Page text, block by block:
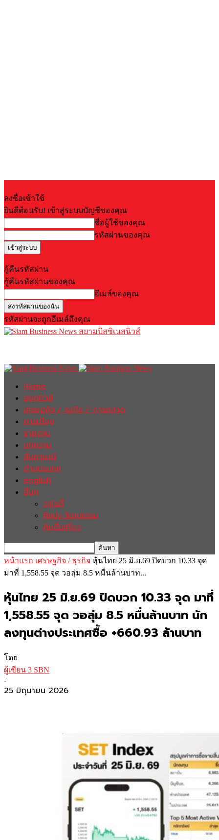
ลงชื่อเข้าใช้
ยินดีต้อนรับ! เข้าสู่ระบบบัญชีของคุณ
ชื่อผู้ใช้ของคุณ
รหัสผ่านของคุณ
กู้คืนรหัสผ่าน
กู้คืนรหัสผ่านของคุณ
อีเมล์ของคุณ
รหัสผ่านจะถูกอีเมล์ถึงคุณ
สยามบิสซิเนสนิวส์
Home
ฮอตนิวส์
เศรษฐกิจ / ธุรกิจ / การตลาด
การเมือง
รายงาน
บทความ
สัมภาษณ์
ต่างประเทศ
english
อื่นๆ
วาไรตี้
ศิลปะ-วัฒนธรรม
กินดื่มเที่ยว
หน้าแรก เศรษฐกิจ / ธุรกิจ หุ้นไทย 25 มิ.ย.69 ปิดบวก 10.33 จุด
มาที่ 1,558.55 จุด วอลุ่ม 8.5 หมื่นล้านบาท...
หุ้นไทย 25 มิ.ย.69 ปิดบวก 10.33 จุด มาที่
1,558.55 จุด วอลุ่ม 8.5 หมื่นล้านบาท นัก
ลงทุนต่างประเทศซื้อ +660.93 ล้านบาท
โดย
ผู้เขียน 3 SBN
-
25 มิถุนายน 2026